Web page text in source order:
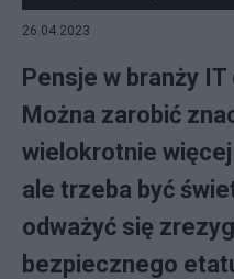
26.04.2023
Pensje w branży IT
Można zarobić
wielokrotnie
ale trzeba być
odważyć się
bezpiecznego